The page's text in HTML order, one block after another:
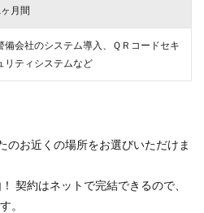
月間
備会社のシステム導入、ＱＲコードセキ
リティシステムなど
のお近くの場所をお選びいただけま
契約はネットで完結できるので、
。